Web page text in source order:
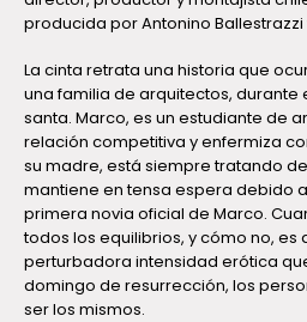
producida por Antonino Ballestrazzi
La cinta retrata una historia que
una familia de arquitectos, durante
santa. Marco, es un estudiante de
relación competitiva y enfermiza
su madre, está siempre tratando
mantiene en tensa espera debido
primera novia oficial de Marco.
todos los equilibrios, y cómo no, es
perturbadora intensidad erótica
domingo de resurrección, los
ser los mismos.